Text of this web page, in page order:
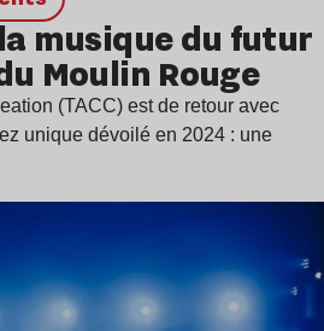
la musique du futur
Moulin Rouge
(TACC) est de retour avec
unique dévoilé en 2024 : une